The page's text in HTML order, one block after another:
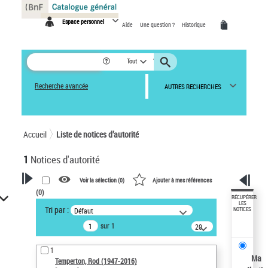
Espace personnel Aide Une question ? Historique
Tout
Recherche avancée AUTRES RECHERCHES
Accueil Liste de notices d’autorité
1 Notices d'autorité
VOTRE RECHERCHE
Recherche avancée dans les
notices d’autorité
Œuvres liées à l'auteur :
Temperton, Rod (1947-2016)
Voir la sélection (0) Ajouter à mes références
(0)
Tri par : Défaut
sur 1
20
résultats/page
1
Temperton, Rod (1947-2016)
RÉCUPÉRER
LES
NOTICES
Ma
Panneau de gestion des cookies